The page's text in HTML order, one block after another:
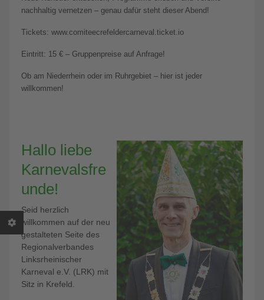
nachhaltig vernetzen – genau dafür steht dieser Abend!
Tickets: www.comiteecrefeldercarneval.ticket.io
Eintritt: 15 € – Gruppenpreise auf Anfrage!
Ob am Niederrhein oder im Ruhrgebiet – hier ist jeder
willkommen!
Hallo liebe
Karnevalsfre
unde!
Seid herzlich
willkommen auf der neu
gestalteten Seite des
Regionalverbandes
Linksrheinischer
Karneval e.V. (LRK) mit
Sitz in Krefeld.